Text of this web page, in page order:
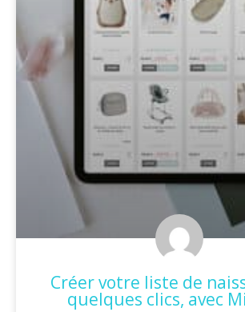
Créer votre liste de
quelques clics, avec